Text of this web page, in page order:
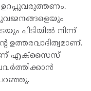
പിടിയിൽ നിന്ന്
ഉത്തരവാദിത്വമാണ്.
എക്‌സൈസ്